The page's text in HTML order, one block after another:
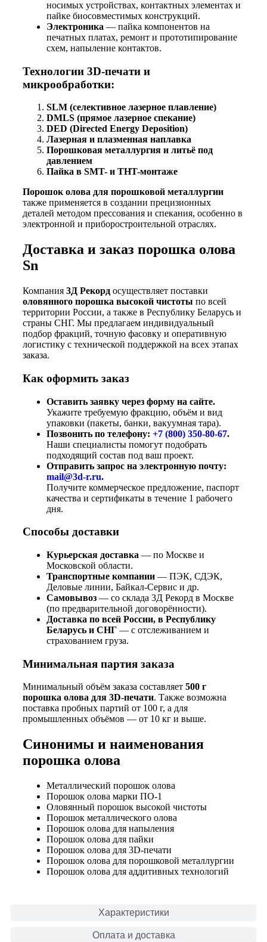
Характеристики
Оплата и доставка
носимых устройствах, контактных элементах и
пайке биосовместимых конструкций.
Электроника — пайка компонентов на
печатных платах, ремонт и прототипирование
схем, напыление контактов.
Технологии 3D-печати и
микрообработки:
SLM (селективное лазерное плавление)
DMLS (прямое лазерное спекание)
DED (Directed Energy Deposition)
Лазерная и плазменная наплавка
Порошковая металлургия и литьё под
давлением
Пайка в SMT- и THT-монтаже
Порошок олова для порошковой металлургии
также применяется в создании прецизионных
деталей методом прессования и спекания, особенно в
электронной и приборостроительной отраслях.
Доставка и заказ порошка олова
Sn
Компания 3Д Рекорд осуществляет поставки
оловянного порошка высокой чистоты по всей
территории России, а также в Республику Беларусь и
страны СНГ. Мы предлагаем индивидуальный
подбор фракций, точную фасовку и оперативную
логистику с технической поддержкой на всех этапах
заказа.
Как оформить заказ
Оставить заявку через форму на сайте.
Укажите требуемую фракцию, объём и вид
упаковки (пакеты, банки, вакуумная тара).
Позвонить по телефону: +7 (800) 350-80-67.
Наши специалисты помогут подобрать
подходящий состав под ваш проект.
Отправить запрос на электронную почту:
mail@3d-r.ru.
Получите коммерческое предложение, паспорт
качества и сертификаты в течение 1 рабочего
дня.
Способы доставки
Курьерская доставка — по Москве и
Московской области.
Транспортные компании — ПЭК, СДЭК,
Деловые линии, Байкал-Сервис и др.
Самовывоз — со склада 3Д Рекорд в Москве
(по предварительной договорённости).
Доставка по всей России, в Республику
Беларусь и СНГ — с отслеживанием и
страхованием груза.
Минимальная партия заказа
Минимальный объём заказа составляет 500 г
порошка олова для 3D-печати. Также возможна
поставка пробных партий от 100 г, а для
промышленных объёмов — от 10 кг и выше.
Синонимы и наименования
порошка олова
Металлический порошок олова
Порошок олова марки ПО-1
Оловянный порошок высокой чистоты
Порошок металлического олова
Порошок олова для напыления
Порошок олова для пайки
Порошок олова для 3D-печати
Порошок олова для порошковой металлургии
Порошок олова для аддитивных технологий